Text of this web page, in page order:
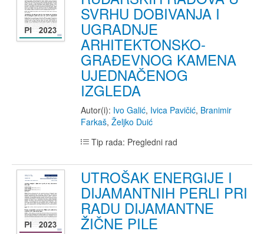
SVRHU DOBIVANJA I
UGRADNJE
ARHITEKTONSKO-
GRAĐEVNOG KAMENA
UJEDNAČENOG
IZGLEDA
Autor(i): Ivo Galić, Ivica Pavičić, Branimir
Farkaš, Željko Duić
Tip rada: Pregledni rad
UTROŠAK ENERGIJE I
DIJAMANTNIH PERLI PRI
RADU DIJAMANTNE
ŽIČNE PILE